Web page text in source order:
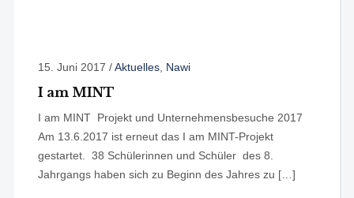
15. Juni 2017 /Aktuelles, Nawi
I am MINT
I am MINT Projekt und Unternehmensbesuche 2017
Am 13.6.2017 ist erneut das I am MINT-Projekt
gestartet. 38 Schülerinnen und Schüler des 8.
Jahrgangs haben sich zu Beginn des Jahres zu […]